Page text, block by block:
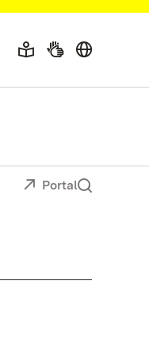
Portal